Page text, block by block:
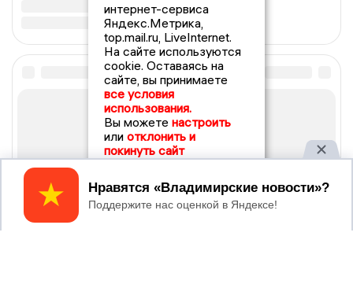
интернет-сервиса
Яндекс.Метрика,
top.mail.ru, LiveInternet.
На сайте используются
cookie. Оставаясь на
сайте, вы принимаете
все условия
использования.
Вы можете настроить
или отклонить и
покинуть сайт
Принять